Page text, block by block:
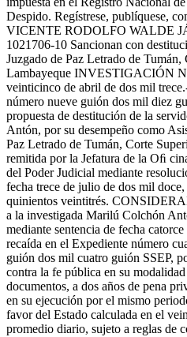
Despido. Regístrese, publíquese,
VICENTE RODOLFO WALDE
1021706-10 Sancionan con
Juzgado de Paz Letrado de
Lambayeque INVESTIGACIÓN
veinticinco de abril de dos mil
número nueve guión dos mil diez
propuesta de destitución de la
Antón, por su desempeño como
Paz Letrado de Tumán, Corte
remitida por la Jefatura de la Oﬁ
del Poder Judicial mediante
fecha trece de julio de dos mil
quinientos veintitrés.
a la investigada Marilú Colchón
mediante sentencia de fecha
recaída en el Expediente número
guión dos mil cuatro guión SSEP,
contra la fe pública en su
documentos, a dos años de pena
en su ejecución por el mismo
favor del Estado calculada en el
promedio diario, sujeto a reglas de